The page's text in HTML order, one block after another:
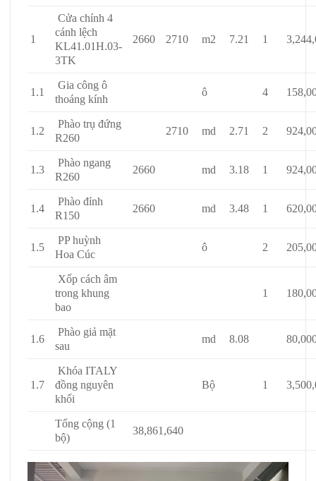
1
Cửa chính 4
cánh lệch
KL41.01H.03-
3TK
2660 2710 m2 7.21 1
1.1
Gia công ô
thoáng kính
ô 4
1.2
Phào trụ đứng
R260
2710 md 2.71 2
1.3
Phào ngang
R260
2660 md 3.18 1
1.4
Phào đỉnh
R150
2660 md 3.48 1
1.5
PP huỳnh
Hoa Cúc
ô 2
Xốp cách âm
trong khung
bao
1
1.6
Phào giả mặt
sau
md 8.08
1.7
Khóa ITALY
đồng nguyên
khối
Bộ 1
Tổng cộng (1
bộ)
38,861,640